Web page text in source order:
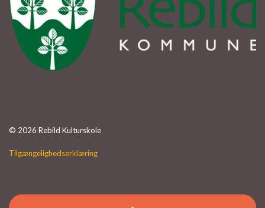
© 2026 Rebild Kulturskole
Tilgængelighedserklæring